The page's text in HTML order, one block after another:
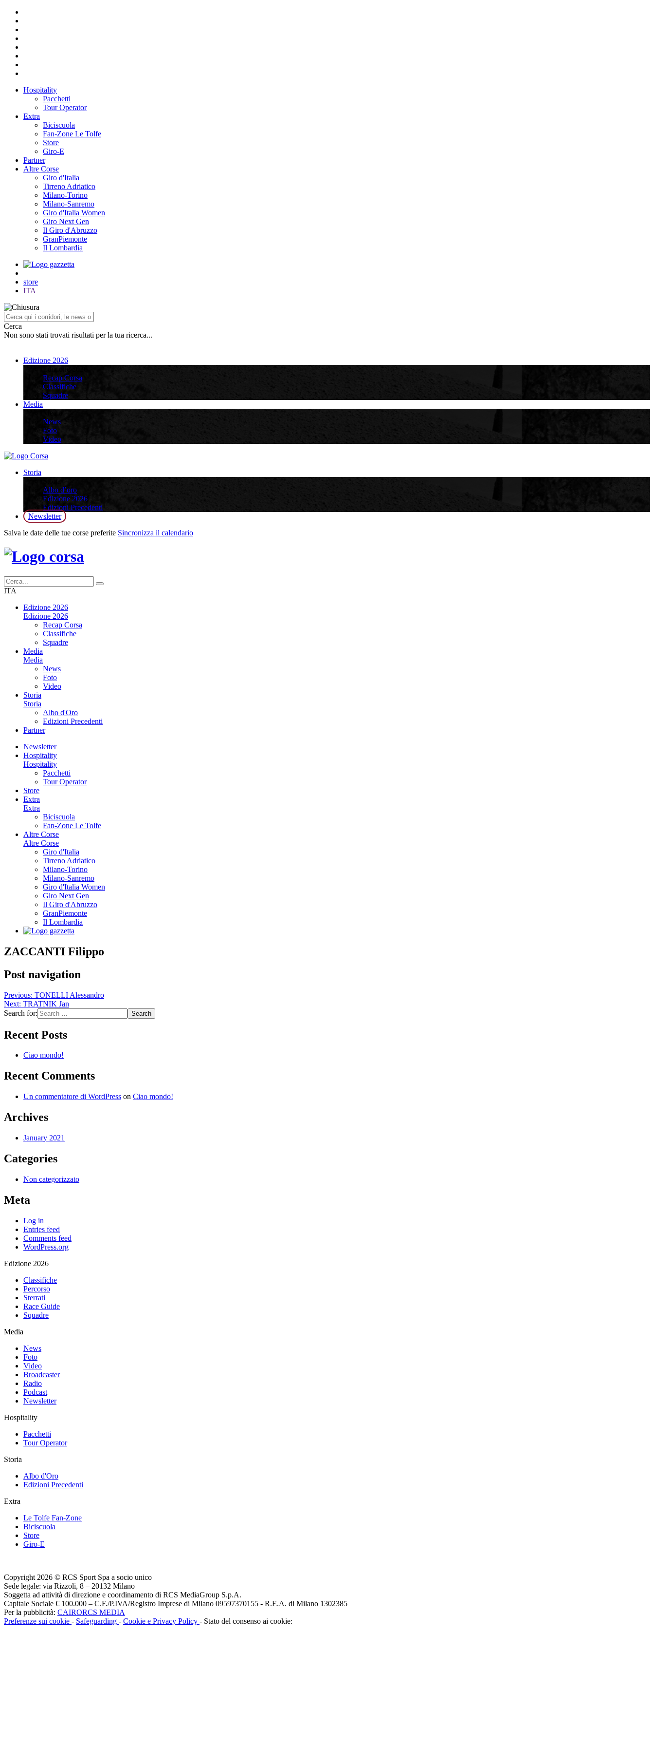
Hospitality
Pacchetti
Tour Operator
Extra
Biciscuola
Fan-Zone Le Tolfe
Store
Giro-E
Partner
Altre Corse
Giro d'Italia
Tirreno Adriatico
Milano-Torino
Milano-Sanremo
Giro d'Italia Women
Giro Next Gen
Il Giro d'Abruzzo
GranPiemonte
Il Lombardia
store
ITA
Cerca
Non sono stati trovati risultati per la tua ricerca...
Edizione 2026
Recap Corsa
Classifiche
Squadre
Media
News
Foto
Video
Storia
Albo d’oro
Edizione 2026
Edizioni Precedenti
Newsletter
Salva le date delle tue corse preferite Sincronizza il calendario
ITA
Edizione 2026
Edizione 2026
Recap Corsa
Classifiche
Squadre
Media
Media
News
Foto
Video
Storia
Storia
Albo d'Oro
Edizioni Precedenti
Partner
Newsletter
Hospitality
Hospitality
Pacchetti
Tour Operator
Store
Extra
Extra
Biciscuola
Fan-Zone Le Tolfe
Altre Corse
Altre Corse
Giro d'Italia
Tirreno Adriatico
Milano-Torino
Milano-Sanremo
Giro d'Italia Women
Giro Next Gen
Il Giro d'Abruzzo
GranPiemonte
Il Lombardia
ZACCANTI Filippo
Post navigation
Previous: TONELLI Alessandro
Next: TRATNIK Jan
Search for:
Recent Posts
Ciao mondo!
Recent Comments
Un commentatore di WordPress on Ciao mondo!
Archives
January 2021
Categories
Non categorizzato
Meta
Log in
Entries feed
Comments feed
WordPress.org
Edizione 2026
Classifiche
Percorso
Sterrati
Race Guide
Squadre
Media
News
Foto
Video
Broadcaster
Radio
Podcast
Newsletter
Hospitality
Pacchetti
Tour Operator
Storia
Albo d'Oro
Edizioni Precedenti
Extra
Le Tolfe Fan-Zone
Biciscuola
Store
Giro-E
Copyright 2026 © RCS Sport Spa a socio unico
Sede legale: via Rizzoli, 8 – 20132 Milano
Soggetta ad attività di direzione e coordinamento di RCS MediaGroup S.p.A.
Capitale Sociale € 100.000 – C.F./P.IVA/Registro Imprese di Milano 09597370155 - R.E.A. di Milano 1302385
Per la pubblicità: CAIRORCS MEDIA
Preferenze sui cookie - Safeguarding - Cookie e Privacy Policy - Stato del consenso ai cookie: